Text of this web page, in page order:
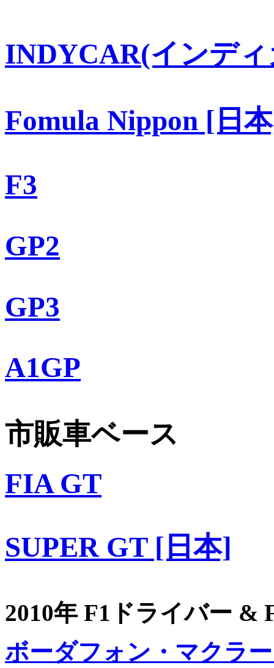
INDYCAR(インデ
Fomula Nippon [日
F3
GP2
GP3
A1GP
市販車ベース
FIA GT
SUPER GT [日本]
2010年 F1ドライバー &
ボーダフォン・マクラ